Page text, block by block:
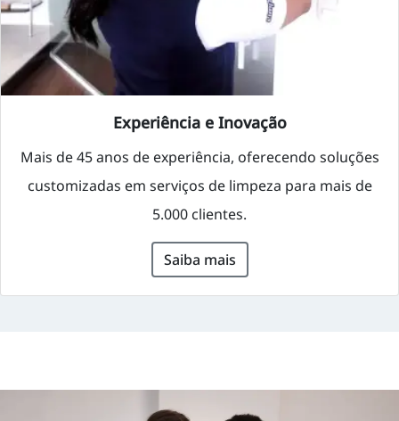
Experiência e Inovação
Mais de 45 anos de experiência, oferecendo soluções
customizadas em serviços de limpeza para mais de
5.000 clientes.
Saiba mais